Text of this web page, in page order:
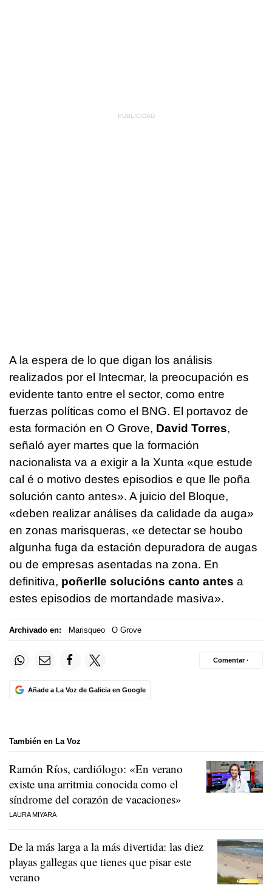
A la espera de lo que digan los análisis
realizados por el Intecmar, la preocupación es
evidente tanto entre el sector, como entre
fuerzas políticas como el BNG. El portavoz de
esta formación en O Grove, David Torres,
señaló ayer martes que la formación
nacionalista va a exigir a la Xunta «que estude
cal é o motivo destes episodios e que lle poña
solución canto antes». A juicio del Bloque,
«deben realizar análises da calidade da auga»
en zonas marisqueras, «e detectar se houbo
algunha fuga da estación depuradora de augas
ou de empresas asentadas na zona. En
definitiva, poñerlle solucións canto antes a
estes episodios de mortandade masiva».
Archivado en: Marisqueo O Grove
Añade a La Voz de Galicia en Google
Comentar ·
También en La Voz
Ramón Ríos, cardiólogo: «En verano
existe una arritmia conocida como el
síndrome del corazón de vacaciones»
LAURA MIYARA
De la más larga a la más divertida: las diez
playas gallegas que tienes que pisar este
verano